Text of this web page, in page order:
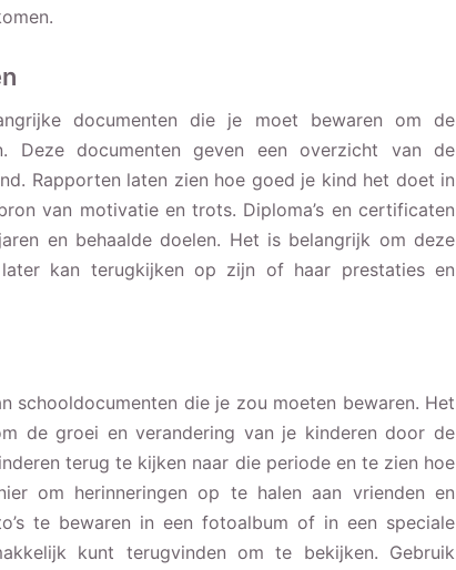
documenten die je moet bewaren om de
Deze documenten geven een overzicht van de
Rapporten laten zien hoe goed je kind het doet in
van motivatie en trots. Diploma’s en certificaten
en behaalde doelen. Het is belangrijk om deze
kan terugkijken op zijn of haar prestaties en
schooldocumenten die je zou moeten bewaren. Het
de groei en verandering van je kinderen door de
terug te kijken naar die periode en te zien hoe
om herinneringen op te halen aan vrienden en
te bewaren in een fotoalbum of in een speciale
kunt terugvinden om te bekijken. Gebruik